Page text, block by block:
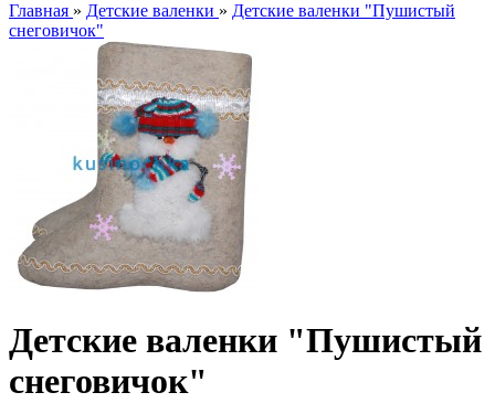
Главная » Детские валенки » Детские валенки "Пушистый
снеговичок"
Детские валенки "Пушистый
снеговичок"